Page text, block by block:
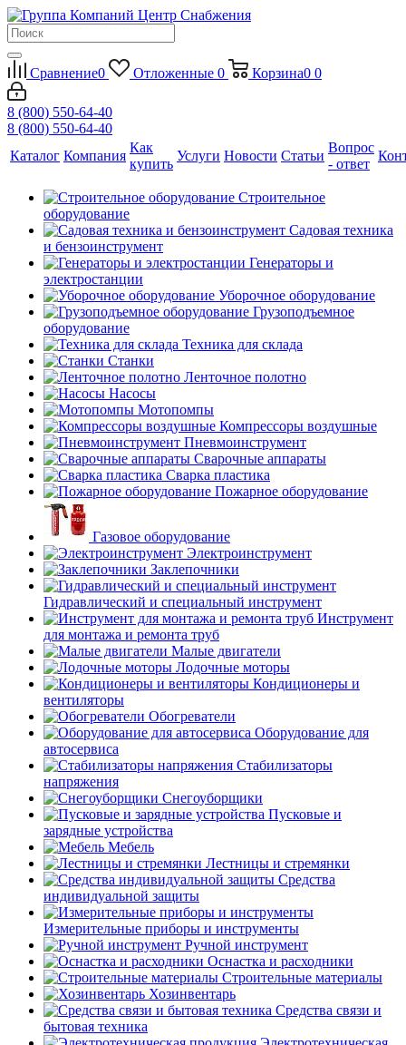
Сравнение0 Отложенные 0 Корзина0 0
8 (800) 550-64-40
8 (800) 550-64-40
Каталог Компания
Как
купить
Услуги Новости Статьи
Вопрос
- ответ
Строительное
оборудование
Садовая техника
и бензоинструмент
Генераторы и
электростанции
Уборочное оборудование
Грузоподъемное
оборудование
Техника для склада
Станки
Ленточное полотно
Насосы
Мотопомпы
Компрессоры воздушные
Пневмоинструмент
Сварочные аппараты
Сварка пластика
Пожарное оборудование
Газовое оборудование
Электроинструмент
Заклепочники
Гидравлический и специальный инструмент
Инструмент
для монтажа и ремонта труб
Малые двигатели
Лодочные моторы
Кондиционеры и
вентиляторы
Обогреватели
Оборудование для
автосервиса
Стабилизаторы
напряжения
Снегоуборщики
Пусковые и
зарядные устройства
Мебель
Лестницы и стремянки
Средства
индивидуальной защиты
Измерительные приборы и инструменты
Ручной инструмент
Оснастка и расходники
Строительные материалы
Хозинвентарь
Средства связи и
бытовая техника